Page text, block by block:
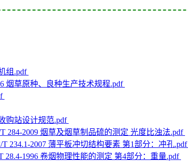
组.pdf
烟草原种、良种生产技术规程.pdf
购站设计规范.pdf
284-2009 烟草及烟草制品硫的测定 光度比浊法.pdf
T 234.1-2007 薄平板冲切结构要素 第1部分：冲孔.pdf
28.4-1996 卷烟物理性能的测定 第4部分：重量.pdf